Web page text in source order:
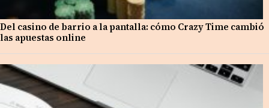
Del casino de barrio a la pantalla: cómo Crazy Time cambió
las apuestas online